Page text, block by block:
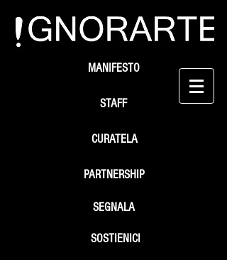
STAFF
SEGNALA
SOSTIENICI
MANIFESTO
PARTNERSHIP
CURATELA